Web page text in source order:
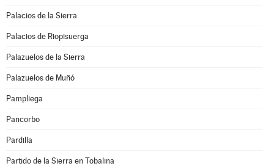
Palacios de la Sierra
Palacios de Riopisuerga
Palazuelos de la Sierra
Palazuelos de Muñó
Pampliega
Pancorbo
Pardilla
Partido de la Sierra en Tobalina